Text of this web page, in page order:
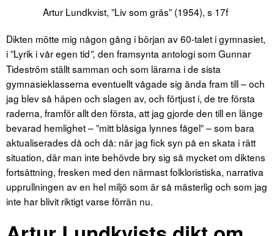
Artur Lundkvist, ”Liv som gräs” (1954), s 17f
Dikten mötte mig någon gång i början av 60-talet i gymnasiet,
i ”Lyrik i vår egen tid”, den framsynta antologi som Gunnar
Tideström ställt samman och som lärarna i de sista
gymnasieklasserna eventuellt vågade sig ända fram till – och
jag blev så häpen och slagen av, och förtjust i, de tre första
raderna, framför allt den första, att jag gjorde den till en länge
bevarad hemlighet – ”mitt blåsiga lynnes fågel” – som bara
aktualiserades då och då: när jag fick syn på en skata i rätt
situation, där man inte behövde bry sig så mycket om diktens
fortsättning, fresken med den närmast folkloristiska, narrativa
upprullningen av en hel miljö som är så mästerlig och som jag
inte har blivit riktigt varse förrän nu.